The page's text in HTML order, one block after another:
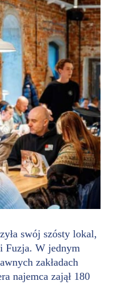
swój szósty lokal,
Fuzja. W jednym
zakładach
najemca zajął 180